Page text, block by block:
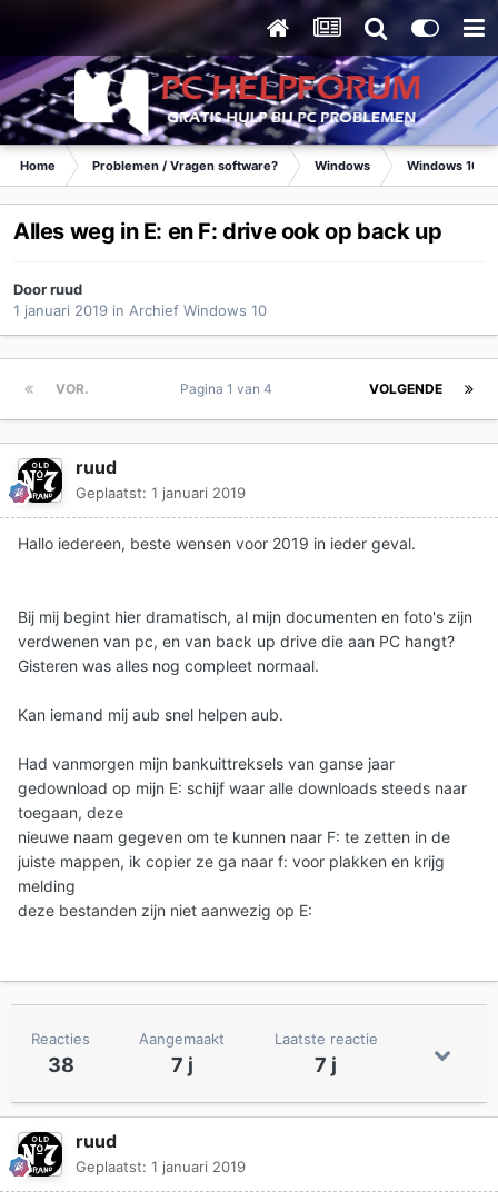
Home Problemen / Vragen software? Windows Windows 10
Alles weg in E: en F: drive ook op back up
Doorruud
1 januari 2019 in Archief Windows 10
VOR. VOLGENDE
Pagina 1 van 4
ruud
Geplaatst: 1 januari 2019
Hallo iedereen, beste wensen voor 2019 in ieder geval.
Bij mij begint hier dramatisch, al mijn documenten en foto's zijn
verdwenen van pc, en van back up drive die aan PC hangt?
Gisteren was alles nog compleet normaal.
Kan iemand mij aub snel helpen aub.
Had vanmorgen mijn bankuittreksels van ganse jaar
gedownload op mijn E: schijf waar alle downloads steeds naar
toegaan, deze
nieuwe naam gegeven om te kunnen naar F: te zetten in de
juiste mappen, ik copier ze ga naar f: voor plakken en krijg
melding
deze bestanden zijn niet aanwezig op E:
Reacties
38
Aangemaakt
7 j
Laatste reactie
7 j
ruud
Geplaatst: 1 januari 2019